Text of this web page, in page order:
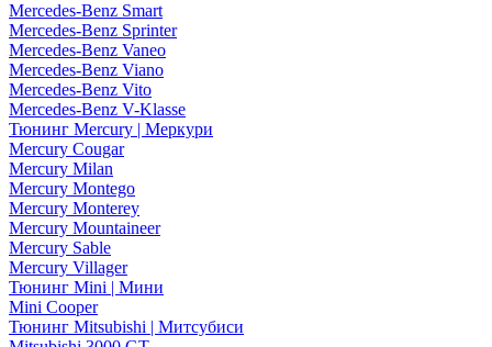
Mercedes-Benz Smart
Mercedes-Benz Sprinter
Mercedes-Benz Vaneo
Mercedes-Benz Viano
Mercedes-Benz Vito
Mercedes-Benz V-Klasse
Тюнинг Mercury | Меркури
Mercury Cougar
Mercury Milan
Mercury Montego
Mercury Monterey
Mercury Mountaineer
Mercury Sable
Mercury Villager
Тюнинг Mini | Мини
Mini Cooper
Тюнинг Mitsubishi | Митсубиси